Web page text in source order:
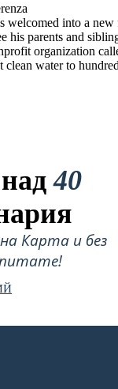
welcomed into a
his parents and
organization
clean water to
над40
Карта и без